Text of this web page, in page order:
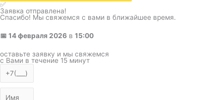
✅
Заявка отправлена!
Спасибо! Мы свяжемся с вами в ближайшее время.
📅 14 февраля 2026 в 15:00
оставьте заявку и мы свяжемся
с Вами в течение 15 минут